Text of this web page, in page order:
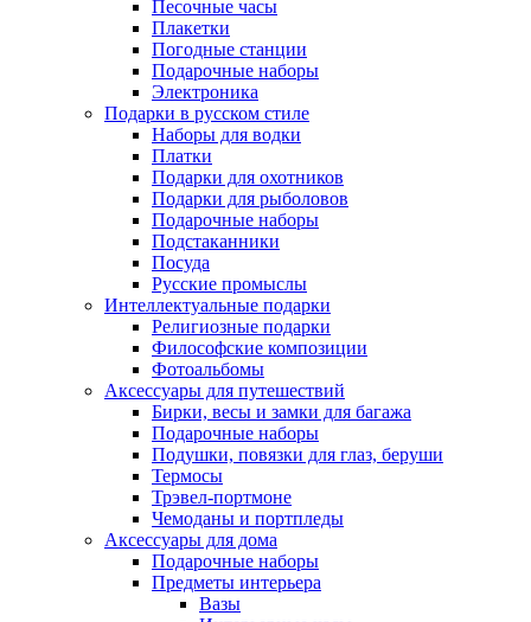
Песочные часы
Плакетки
Погодные станции
Подарочные наборы
Электроника
Подарки в русском стиле
Наборы для водки
Платки
Подарки для охотников
Подарки для рыболовов
Подарочные наборы
Подстаканники
Посуда
Русские промыслы
Интеллектуальные подарки
Религиозные подарки
Философские композиции
Фотоальбомы
Аксессуары для путешествий
Бирки, весы и замки для багажа
Подарочные наборы
Подушки, повязки для глаз, беруши
Термосы
Трэвел-портмоне
Чемоданы и портпледы
Аксессуары для дома
Подарочные наборы
Предметы интерьера
Вазы